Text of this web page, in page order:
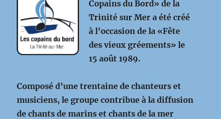
Copains du Bord» de la
Trinité sur Mer a été créé
à l’occasion de la «Fête
des vieux gréements» le
15 août 1989.
Composé d’une trentaine de chanteurs et
musiciens, le groupe contribue à la diffusion
de chants de marins et chants de la mer